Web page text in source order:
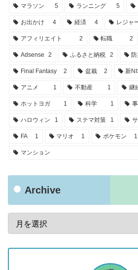
マラソン 5 ランニング 5
お出かけ 4 経済 4 レジャ
アフィリエイト 2 転職 2
Adsense 2 ふるさと納税 2 防
Final Fantasy 2 盆栽 2 新
アニメ 1 不動産 1 継
ホットヨガ 1 科学 1
ハロウィン 1 ステマ対策 1
FA 1 マリオ 1 ポケモン 1
マンション
Archive